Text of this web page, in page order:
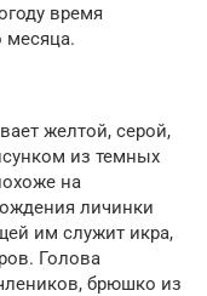
время
месяца.
желтой, серой,
из темных
на
личинки
им служит икра,
Голова
брюшко из